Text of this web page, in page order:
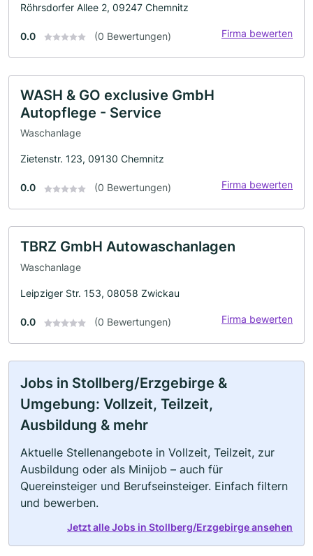
Röhrsdorfer Allee 2, 09247 Chemnitz
0.0 (0 Bewertungen) Firma bewerten
WASH & GO exclusive GmbH
Autopflege - Service
Waschanlage
Zietenstr. 123, 09130 Chemnitz
0.0 (0 Bewertungen) Firma bewerten
TBRZ GmbH Autowaschanlagen
Waschanlage
Leipziger Str. 153, 08058 Zwickau
0.0 (0 Bewertungen) Firma bewerten
Jobs in Stollberg/Erzgebirge &
Umgebung: Vollzeit, Teilzeit,
Ausbildung & mehr
Aktuelle Stellenangebote in Vollzeit, Teilzeit, zur
Ausbildung oder als Minijob – auch für
Quereinsteiger und Berufseinsteiger. Einfach filtern
und bewerben.
Jetzt alle Jobs in Stollberg/Erzgebirge ansehen